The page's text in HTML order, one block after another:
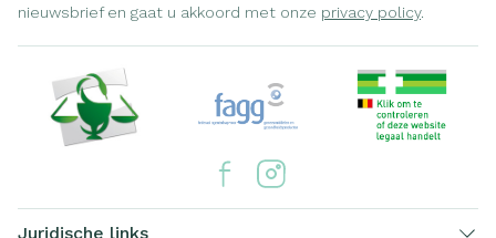
nieuwsbrief en gaat u akkoord met onze privacy policy.
Juridische links